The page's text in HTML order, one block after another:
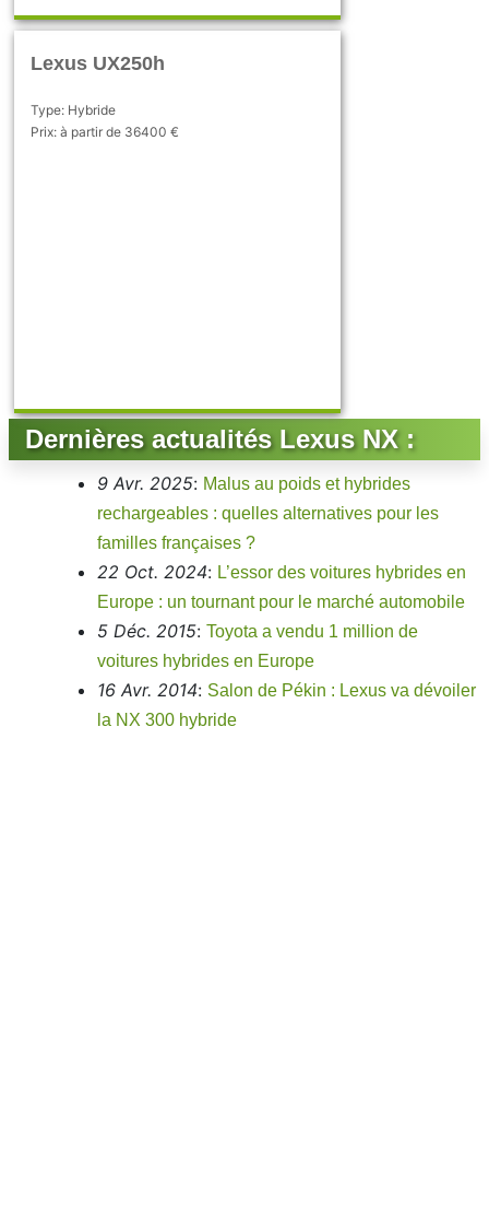
Lexus UX250h
Type: Hybride
Prix: à partir de 36400 €
Dernières actualités Lexus NX :
9 Avr. 2025: Malus au poids et hybrides
rechargeables : quelles alternatives pour les
familles françaises ?
22 Oct. 2024: L’essor des voitures hybrides en
Europe : un tournant pour le marché automobile
5 Déc. 2015:Toyota a vendu 1 million de
voitures hybrides en Europe
16 Avr. 2014: Salon de Pékin : Lexus va dévoiler
la NX 300 hybride